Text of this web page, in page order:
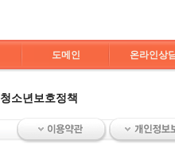
도메인 온라인상
청소년보호정책